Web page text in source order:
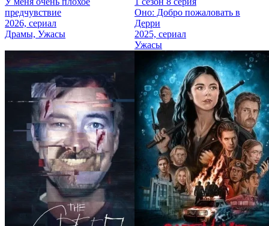
предчувствие
2026, сериал
Драмы, Ужасы
Оно: Добро пожаловать в
Дерри
2025, сериал
Ужасы